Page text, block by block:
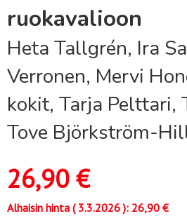
ruokavalioon
Heta Tallgrén, Ira
Verronen, Mervi
kokit, Tarja Pelttari,
Tove Björkström-
26,90€
Alhaisin hinta (3.3.2026): 26,90 €